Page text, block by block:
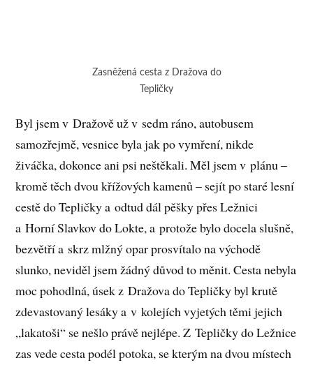
Zasněžená cesta z Dražova do
Tepličky
Byl jsem v Dražově už v sedm ráno, autobusem
samozřejmě, vesnice byla jak po vymření, nikde
živáčka, dokonce ani psi neštěkali. Měl jsem v plánu –
kromě těch dvou křížových kamenů – sejít po staré lesní
cestě do Tepličky a odtud dál pěšky přes Ležnici
a Horní Slavkov do Lokte, a protože bylo docela slušně,
bezvětří a skrz mlžný opar prosvítalo na východě
slunko, neviděl jsem žádný důvod to měnit. Cesta nebyla
moc pohodlná, úsek z Dražova do Tepličky byl krutě
zdevastovaný lesáky a v kolejích vyjetých těmi jejich
„lakatoši“ se nešlo právě nejlépe. Z Tepličky do Ležnice
zas vede cesta podél potoka, se kterým na dvou místech